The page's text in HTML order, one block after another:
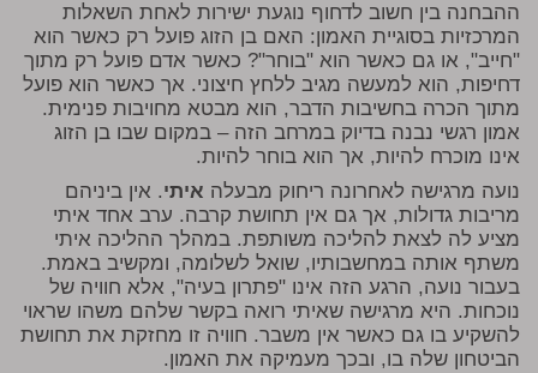
ההבחנה בין חשוב לדחוף נוגעת ישירות לאחת השאלות
המרכזיות בסוגיית האמון: האם בן הזוג פועל רק כאשר הוא
"חייב", או גם כאשר הוא "בוחר"? כאשר אדם פועל רק מתוך
דחיפות, הוא למעשה מגיב ללחץ חיצוני. אך כאשר הוא פועל
מתוך הכרה בחשיבות הדבר, הוא מבטא מחויבות פנימית.
אמון רגשי נבנה בדיוק במרחב הזה – במקום שבו בן הזוג
אינו מוכרח להיות, אך הוא בוחר להיות.
נועה מרגישה לאחרונה ריחוק מבעלה איתי. אין ביניהם
מריבות גדולות, אך גם אין תחושת קרבה. ערב אחד איתי
מציע לה לצאת להליכה משותפת. במהלך ההליכה איתי
משתף אותה במחשבותיו, שואל לשלומה, ומקשיב באמת.
בעבור נועה, הרגע הזה אינו "פתרון בעיה", אלא חוויה של
נוכחות. היא מרגישה שאיתי רואה בקשר שלהם משהו שראוי
להשקיע בו גם כאשר אין משבר. חוויה זו מחזקת את תחושת
הביטחון שלה בו, ובכך מעמיקה את האמון.